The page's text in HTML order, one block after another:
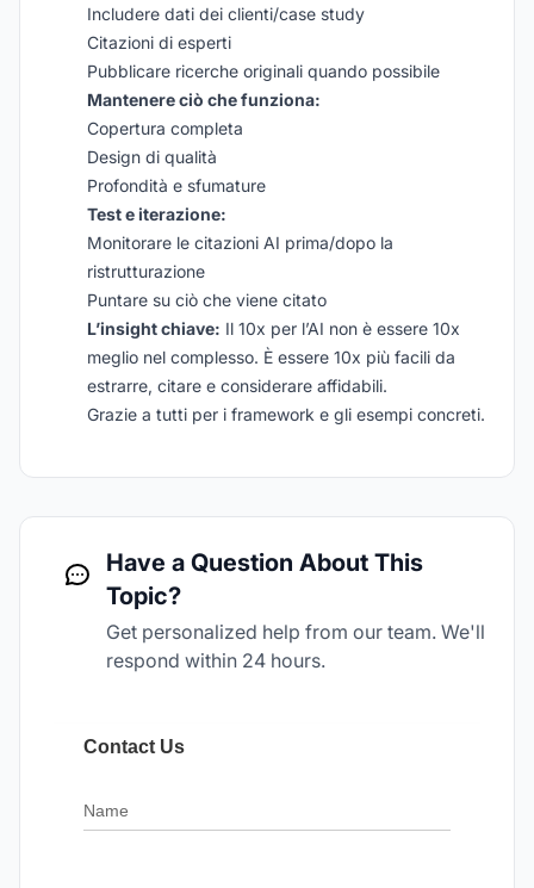
Includere dati dei clienti/case study
Citazioni di esperti
Pubblicare ricerche originali quando possibile
Mantenere ciò che funziona:
Copertura completa
Design di qualità
Profondità e sfumature
Test e iterazione:
Monitorare le citazioni AI prima/dopo la
ristrutturazione
Puntare su ciò che viene citato
L’insight chiave: Il 10x per l’AI non è essere 10x
meglio nel complesso. È essere 10x più facili da
estrarre, citare e considerare affidabili.
Grazie a tutti per i framework e gli esempi concreti.
Have a Question About This
Topic?
Get personalized help from our team. We'll
respond within 24 hours.